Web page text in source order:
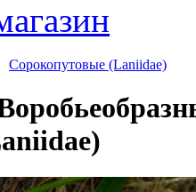
Сорокопутовые (Laniidae)